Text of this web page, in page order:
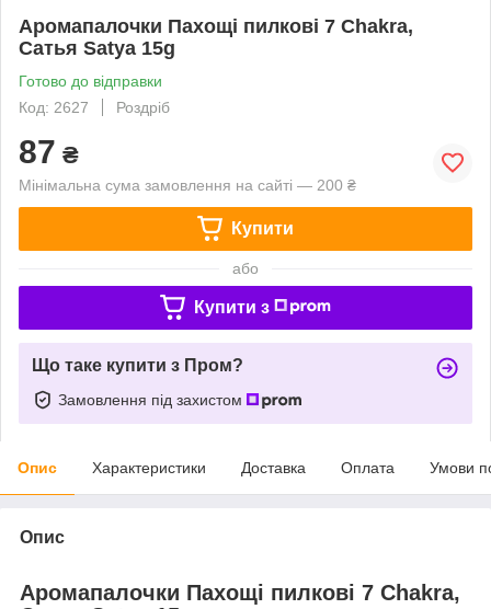
Аромапалочки Пахощі пилкові 7 Chakra,
Сатья Satya 15g
Готово до відправки
Код: 2627
Роздріб
87 ₴
Мінімальна сума замовлення на сайті — 200 ₴
Купити
або
Купити з
Що таке купити з Пром?
Замовлення під захистом
Опис Характеристики Доставка Оплата Умови
Опис
Аромапалочки Пахощі пилкові 7 Chakra,